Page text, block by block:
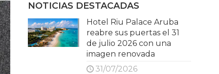
NOTICIAS DESTACADAS
Hotel Riu Palace Aruba
reabre sus puertas el 31
de julio 2026 con una
imagen renovada
31/07/2026